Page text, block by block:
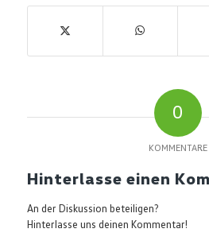
0
KOMMENTARE
Hinterlasse einen
An der Diskussion beteiligen?
Hinterlasse uns deinen Kommentar!